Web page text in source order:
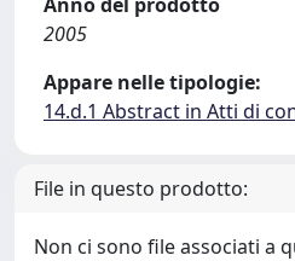
2005
Appare nelle tipologie:
14.d.1 Abstract in Atti di
File in questo prodotto:
Non ci sono file associati a